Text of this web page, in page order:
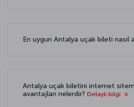
En uygun Antalya uçak bileti nasıl
Antalya uçak biletini internet
avantajları nelerdir? Detaylı bilgi